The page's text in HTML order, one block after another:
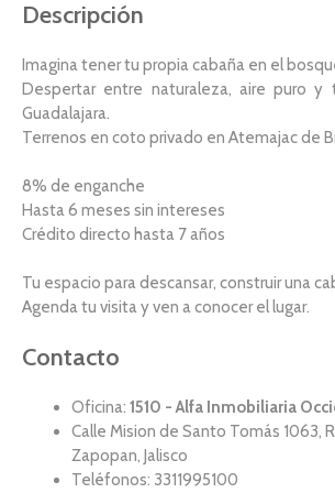
Descripción
Imagina tener tu propia cabaña en el
Despertar entre naturaleza, aire puro
Guadalajara.
Terrenos en coto privado en Atemajac de
8% de enganche
Hasta 6 meses sin intereses
Crédito directo hasta 7 años
Tu espacio para descansar, construir una
Agenda tu visita y ven a conocer el lugar.
Contacto
Oficina: 1510 - Alfa Inmobiliaria
Calle Mision de Santo Tomás 1063,
Zapopan, Jalisco
Teléfonos: 3311995100